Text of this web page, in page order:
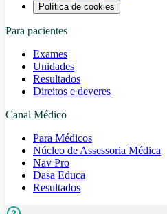
Política de cookies
Para pacientes
Exames
Unidades
Resultados
Direitos e deveres
Canal Médico
Para Médicos
Núcleo de Assessoria Médica
Nav Pro
Dasa Educa
Resultados